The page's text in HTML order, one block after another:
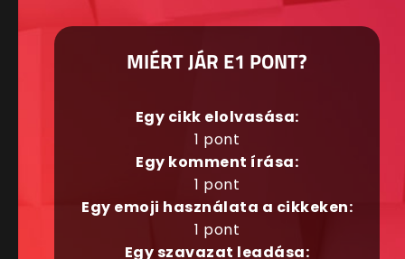
MIÉRT JÁR E1 PONT?
Egy cikk elolvasása:
1 pont
Egy komment írása:
1 pont
Egy emoji használata a cikkeken:
1 pont
Egy szavazat leadása: